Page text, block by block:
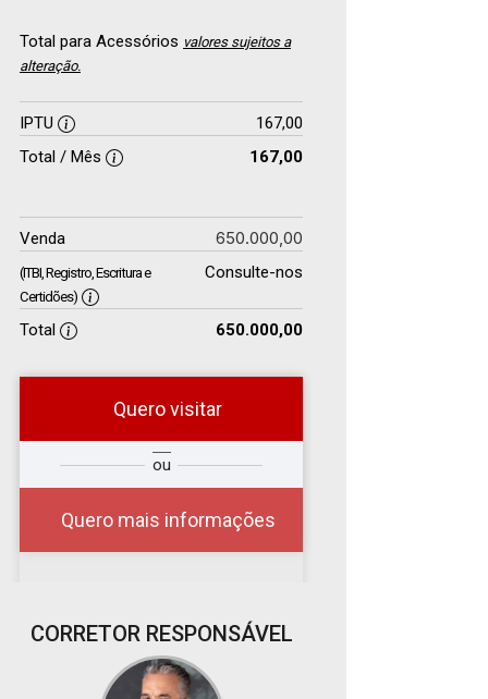
Total para Acessórios valores sujeitos a
alteração.
IPTU
167,00
Total / Mês
167,00
Venda 650.000,00
(ITBI, Registro, Escritura e
Certidões)
Consulte-nos
Total 650.000,00
Quero visitar
ou
Quero mais informações
Qual o melhor dia e
horário para você?
08
Aug/Sat
08:00
CORRETOR RESPONSÁVEL